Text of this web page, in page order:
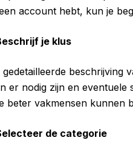
account hebt, kun je
je klus
gedetailleerde beschrijving
er nodig zijn en
beter vakmensen kunnen
de categorie